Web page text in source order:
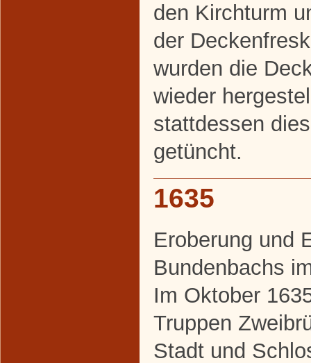
den Kirchturm
der
wurden die
wieder
stattdessen
getüncht.
1635
Eroberung und
Bundenbachs
Im Oktober
Truppen
Stadt und